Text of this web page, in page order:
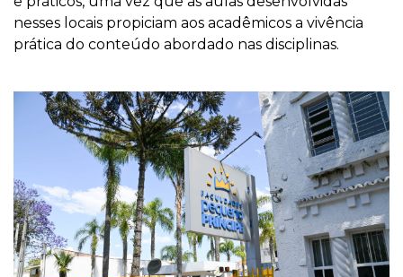
nesses locais propiciam aos acadêmicos a vivência
prática do conteúdo abordado nas disciplinas.